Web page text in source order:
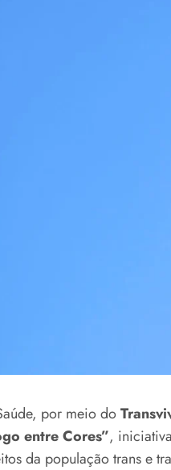
por meio do
entre Cores”,
da população trans e